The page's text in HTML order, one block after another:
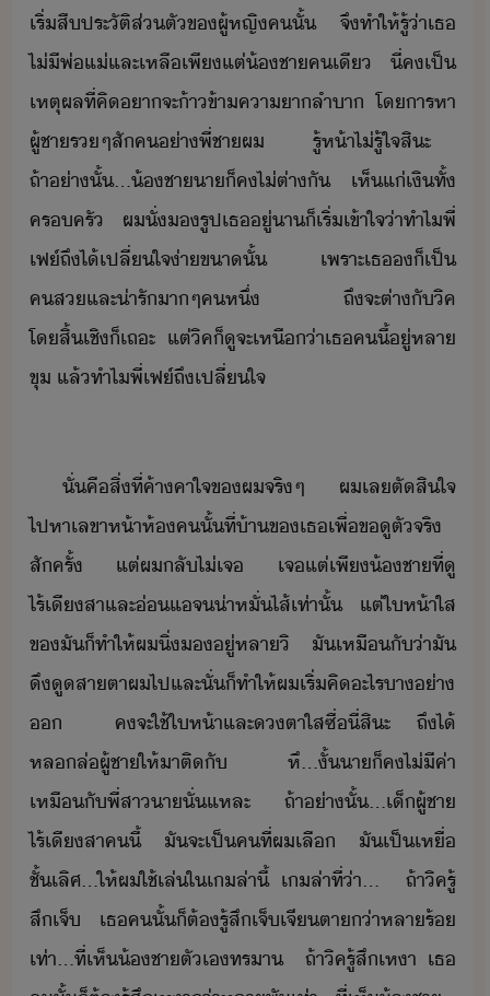
เริ่​สื​ประัติส่ตั​ข​ผู้หญิ​ค​ั้​ ​จึ​ทำให้​รู้​่า​เธ​
ไ่ี​พ่แ่​และ​เหลื​เพีแต่​้ชา​คเี​ ​ี่​ค​เป็​
เหตุผล​ที่​คิ​า​จะ​้า​ข้า​คาาลำา​ ​โ​าร​หา​
ผู้ชา​ร​ๆ​สั​ค​่า​พี่ชา​ผ​ ​ ​รู้​ห้า​ไ่รู้​ใจ​สิะ​ ​
ถ้า่าั้​...​้ชา​า​็​ค​ไ่​ต่าั​ ​ ​เห็แ่​เิ​ทั้​
ครครั​ ​ ​ผ​ั่​​รูป​เธ​ู่า​็​เริ่​เข้าใจ​่า​ทำไ​พี่​
เฟ​์​ถึ​ไ้​เปลี่ใจ​่า​ขา​ั้​ ​เพราะ​เธ​​็​เป็​
คส​และ​่ารั​า​ๆ​ค​หึ่​ ​ถึ​จะ​ต่า​ั​ิค​
โสิ้เชิ​็​เถะ​ ​แต่​ิค​็​ูจะ​เหื่า​เธ​ค​ี้​ู่​หลา​
ขุ​ ​แล้​ทำไ​พี่​เฟ​์​ถึ​เปลี่ใจ
ั่​คื​สิ่​ที่​ค้าคา​ใจ​ข​ผ​จริๆ​ ​ ​ผ​เล​ตัสิใจ​
ไปหา​เลขา​ห้า​ห้​ค​ั้​ที่​้า​ข​เธ​เพื่​ขู​ตัจริ​
สัครั้​ ​แต่​ผ​ลั​ไ่​เจ​ ​เจ​แต่เพี​้ชา​ที่​ู​
ไร้เีสา​และ​่แ​จ​่าหั่ไส้​เท่าั้​ ​แต่​ให้า​ใส​
ข​ั​็​ทำให้​ผ​ิ่​​ู่​หลา​ิ​ ​ั​เหืั​่า​ั​
ึูสาตา​ผ​ไป​และ​ั่​็​ทำให้​ผ​เริ่​คิ​ะไร​า่า​
​ ​ ​คจะ​ใช้ใ​ห้า​และ​ตา​ใส​ซื่​ี่​สิะ​ ​ถึ​ไ้​
หลล่​ผู้ชา​ให้​าติ​ั​ ​ ​หึ​...​ั้​า​็​ค​ไ่ีค่า​
เหืั​พี่สา​า​ั่แหละ​ ​ ​ถ้า่าั้​...​เ็ผู้ชา​
ไร้เีสา​ค​ี้​ ​ั​จะ​เป็​คที​่​ผ​เลื​ ​ั​เป็​เหื่​
ชั้เลิศ​...​ให้​ผ​ใช้​เล่​ใ​เ​ล่า​ี้​ ​เ​ล่า​ที่่า​...​ ​ ​ถ้า​ิค​รู้
สึ​เจ็​ ​เธ​ค​ั้​็​ต้​รู้สึ​เจ็​เจี​ตา​่า​หลา​ร้​
เท่า​...​ที่​เห็​้ชา​ตัเ​ทรา​ ​ ​ถ้า​ิค​รู้สึ​เหา​ ​เธ​